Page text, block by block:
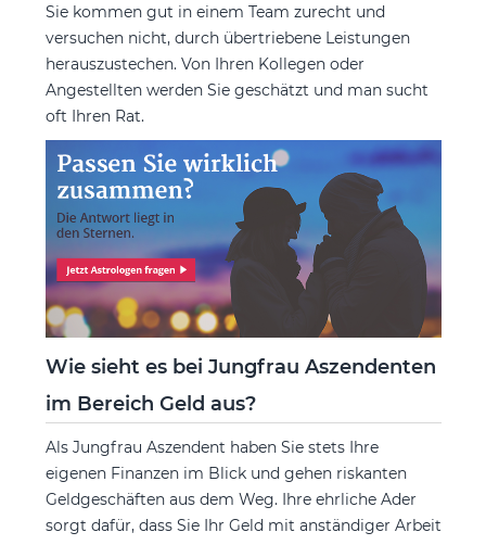
Sie kommen gut in einem Team zurecht und
versuchen nicht, durch übertriebene Leistungen
herauszustechen. Von Ihren Kollegen oder
Angestellten werden Sie geschätzt und man sucht
oft Ihren Rat.
Wie sieht es bei Jungfrau Aszendenten
im Bereich Geld aus?
Als Jungfrau Aszendent haben Sie stets Ihre
eigenen Finanzen im Blick und gehen riskanten
Geldgeschäften aus dem Weg. Ihre ehrliche Ader
sorgt dafür, dass Sie Ihr Geld mit anständiger Arbeit